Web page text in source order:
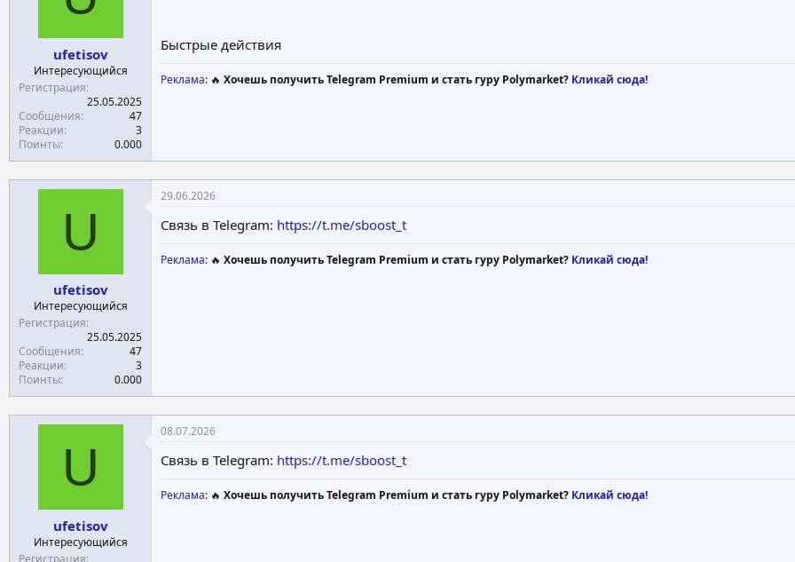
ufetisov
Интересующийся
Регистрация
25.05.2025
Сообщения
47
Реакции
3
Поинты
0.000
Быстрые действия
Реклама: 🔥 Хочешь получить Telegram Premium и стать гуру Polymarket? Кликай сюда!
U
ufetisov
Интересующийся
Регистрация
25.05.2025
Сообщения
47
Реакции
3
Поинты
0.000
29.06.2026
Связь в Telegram: https://t.me/sboost_t
Реклама: 🔥 Хочешь получить Telegram Premium и стать гуру Polymarket? Кликай сюда!
U
ufetisov
Интересующийся
Регистрация
08.07.2026
Связь в Telegram: https://t.me/sboost_t
Реклама: 🔥 Хочешь получить Telegram Premium и стать гуру Polymarket? Кликай сюда!